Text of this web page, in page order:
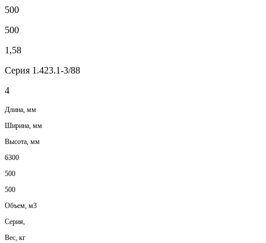
500
500
1,58
Серия 1.423.1-3/88
4
Длина, мм
Ширина, мм
Высота, мм
6300
500
500
Объем, м3
Серия,
Вес, кг